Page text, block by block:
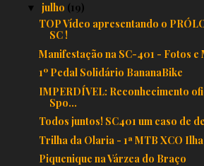
▼ julho (19)
TOP Vídeo apresentando o
SC !
Manifestação na SC-401 - Fotos e
1º Pedal Solidário BananaBike
IMPERDÍVEL: Reconhecimento
Spo...
Todos juntos! SC401 um caso de
Trilha da Olaria - 1ª MTB XCO
Piquenique na Várzea do Braço